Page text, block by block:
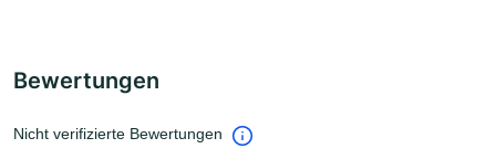
Bewertungen
Nicht verifizierte Bewertungen